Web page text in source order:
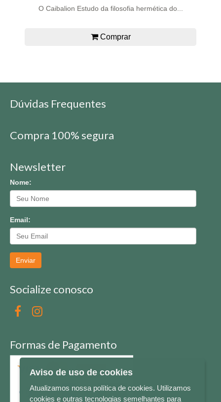
O Caibalion Estudo da filosofia hermética do...
Comprar
Dúvidas Frequentes
Compra 100% segura
Newsletter
Nome:
Email:
Enviar
Socialize conosco
Formas de Pagamento
Aviso de uso de cookies
Atualizamos nossa política de cookies. Utilizamos
cookies e outras tecnologias semelhantes para